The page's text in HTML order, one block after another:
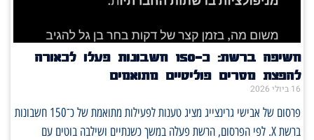
חשיפה ברשת: כ־150 חשבונות פעלו לכאורה
להפצת מסרים פוליטיים מתואמים
16 ביולי 2026
פרסום של אבישי גרינצייג מציג טענות לפעילות מתואמת של כ־150 חשבונות
ברשת X. לפי הפרסום, הרשת פעלה במשך כשנתיים ושילבה בוטים עם